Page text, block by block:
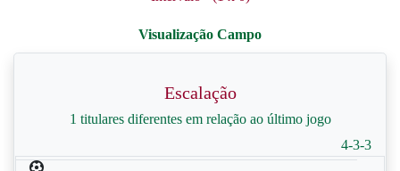
Escalação
1 titulares diferentes em relação ao último jogo
4-3-3